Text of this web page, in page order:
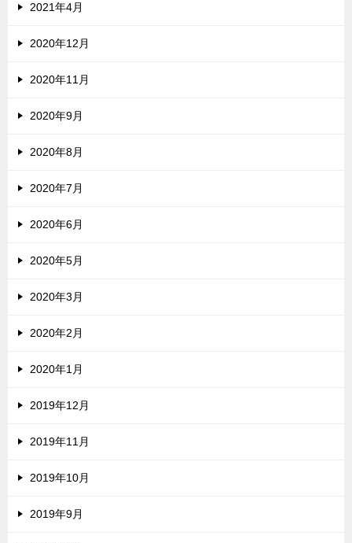
2021年4月
2020年12月
2020年11月
2020年9月
2020年8月
2020年7月
2020年6月
2020年5月
2020年3月
2020年2月
2020年1月
2019年12月
2019年11月
2019年10月
2019年9月